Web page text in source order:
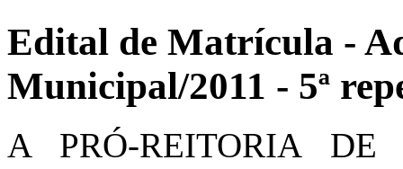
Edital de Matrícula -
Municipal/2011 - 5ª
A PRÓ-REITORIA DE